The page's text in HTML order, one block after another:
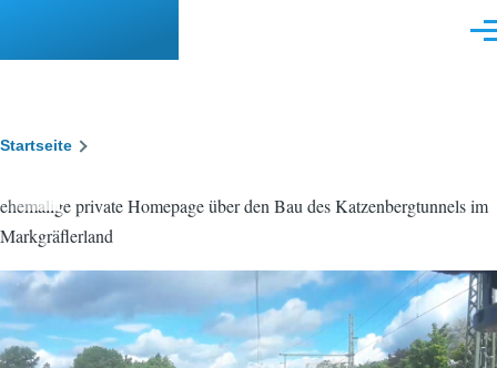
Pfadnavigation
Startseite
ehemalige private Homepage über den Bau des Katzenbergtunnels im
Markgräflerland